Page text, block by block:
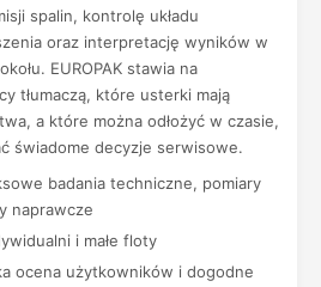
spalin, kontrolę układu
oraz interpretację wyników w
EUROPAK stawia na
tłumaczą, które usterki mają
a które można odłożyć w czasie,
świadome decyzje serwisowe.
badania techniczne, pomiary
naprawcze
i małe floty
ocena użytkowników i dogodne